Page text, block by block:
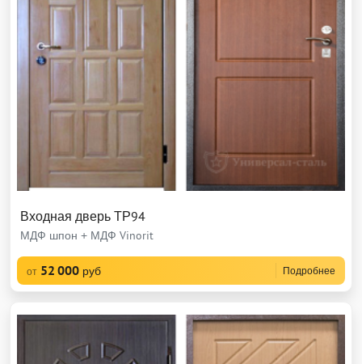
Входная дверь ТР94
МДФ шпон + МДФ Vinorit
от 52 000 руб Подробнее